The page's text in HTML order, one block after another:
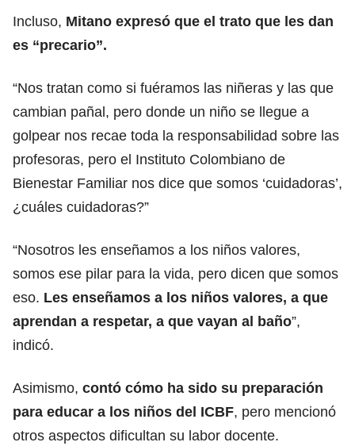
Incluso, Mitano expresó que el trato que les dan
es “precario”.
“Nos tratan como si fuéramos las niñeras y las que
cambian pañal, pero donde un niño se llegue a
golpear nos recae toda la responsabilidad sobre las
profesoras, pero el Instituto Colombiano de
Bienestar Familiar nos dice que somos ‘cuidadoras’,
¿cuáles cuidadoras?”
“Nosotros les enseñamos a los niños valores,
somos ese pilar para la vida, pero dicen que somos
eso. Les enseñamos a los niños valores, a que
aprendan a respetar, a que vayan al baño”,
indicó.
Asimismo, contó cómo ha sido su preparación
para educar a los niños del ICBF, pero mencionó
otros aspectos dificultan su labor docente.